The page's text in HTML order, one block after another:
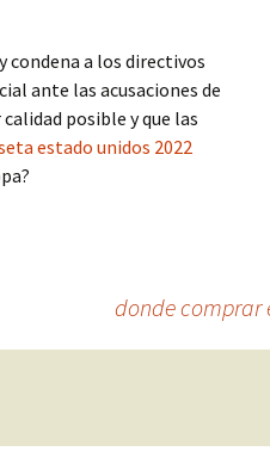
condena a los directivos
ante las acusaciones de
posible y que las
estado unidos 2022
donde comprar